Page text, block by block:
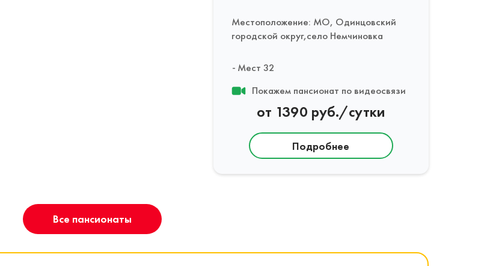
Местоположение: МО, Одинцовский
городской округ,село Немчиновка
Мест 32
Покажем пансионат по видеосвязи
от 1390 руб./сутки
Подробнее
Все пансионаты